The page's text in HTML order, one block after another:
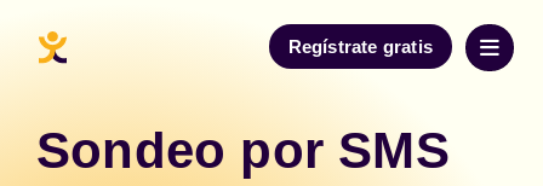
Regístrate gratis
Sondeo por SMS